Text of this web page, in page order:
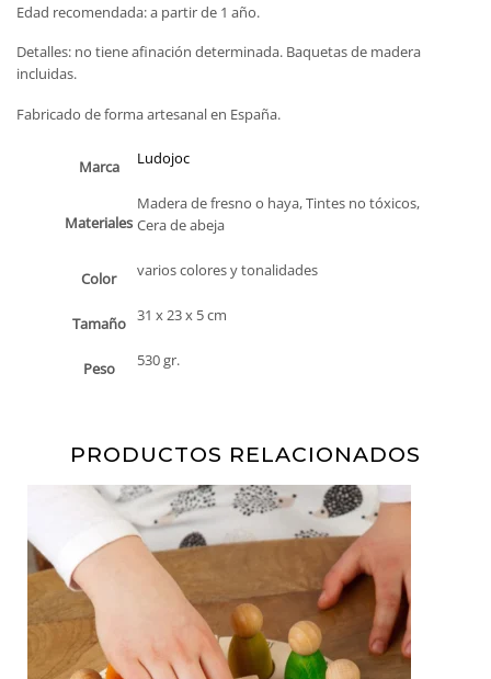
Edad recomendada: a partir de 1 año.
Detalles: no tiene afinación determinada. Baquetas de madera
incluidas.
Fabricado de forma artesanal en España.
Marca Ludojoc
Materiales
Madera de fresno o haya, Tintes no tóxicos,
Cera de abeja
Color varios colores y tonalidades
Tamaño 31 x 23 x 5 cm
Peso 530 gr.
PRODUCTOS RELACIONADOS